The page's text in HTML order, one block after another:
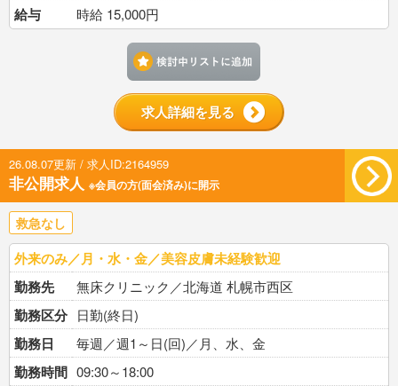
給与 時給 15,000円
求人詳細を見る
26.08.07更新 / 求人ID:2164959
非公開求人 ※会員の方(面会済み)に開示
救急なし
外来のみ／月・水・金／美容皮膚未経験歓迎
勤務先
無床クリニック／北海道 札幌市西区
勤務区分 日勤(終日)
勤務日 毎週／週1～日(回)／月、水、金
勤務時間 09:30～18:00